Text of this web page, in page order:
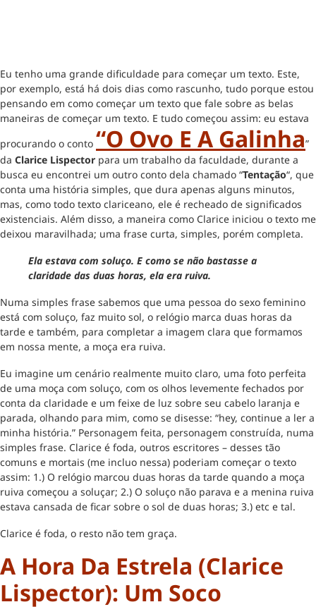
Eu tenho uma grande dificuldade para começar um texto. Este,
por exemplo, está há dois dias como rascunho, tudo porque estou
pensando em como começar um texto que fale sobre as belas
maneiras de começar um texto. E tudo começou assim: eu estava
procurando o conto “O Ovo E A Galinha”
da Clarice Lispector para um trabalho da faculdade, durante a
busca eu encontrei um outro conto dela chamado “Tentação“, que
conta uma história simples, que dura apenas alguns minutos,
mas, como todo texto clariceano, ele é recheado de significados
existenciais. Além disso, a maneira como Clarice iniciou o texto me
deixou maravilhada; uma frase curta, simples, porém completa.
Ela estava com soluço. E como se não bastasse a
claridade das duas horas, ela era ruiva.
Numa simples frase sabemos que uma pessoa do sexo feminino
está com soluço, faz muito sol, o relógio marca duas horas da
tarde e também, para completar a imagem clara que formamos
em nossa mente, a moça era ruiva.
Eu imagine um cenário realmente muito claro, uma foto perfeita
de uma moça com soluço, com os olhos levemente fechados por
conta da claridade e um feixe de luz sobre seu cabelo laranja e
parada, olhando para mim, como se disesse: “hey, continue a ler a
minha história.” Personagem feita, personagem construída, numa
simples frase. Clarice é foda, outros escritores – desses tão
comuns e mortais (me incluo nessa) poderiam começar o texto
assim: 1.) O relógio marcou duas horas da tarde quando a moça
ruiva começou a soluçar; 2.) O soluço não parava e a menina ruiva
estava cansada de ficar sobre o sol de duas horas; 3.) etc e tal.
Clarice é foda, o resto não tem graça.
A Hora Da Estrela (Clarice
Lispector): Um Soco